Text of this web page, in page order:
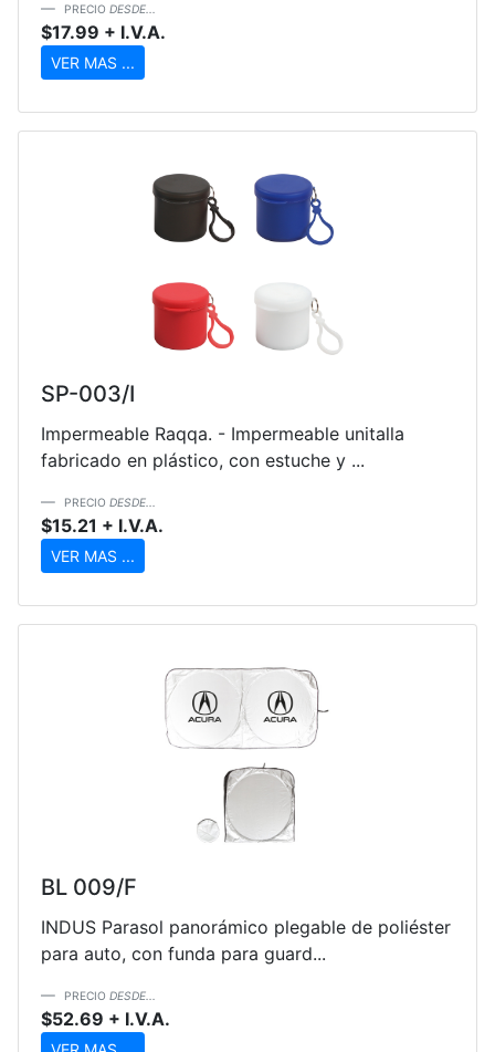
PRECIO DESDE...
$17.99 + I.V.A.
VER MAS ...
SP-003/I
Impermeable Raqqa. - Impermeable unitalla
fabricado en plástico, con estuche y ...
PRECIO DESDE...
$15.21 + I.V.A.
VER MAS ...
BL 009/F
INDUS Parasol panorámico plegable de poliéster
para auto, con funda para guard...
PRECIO DESDE...
$52.69 + I.V.A.